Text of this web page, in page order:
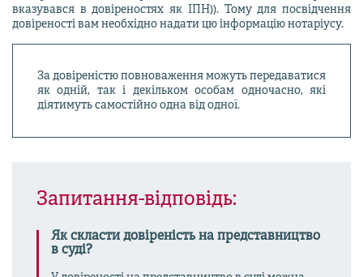
вказувався в довіреностях як ІПН)). Тому для посвідчення
довіреності вам необхідно надати цю інформацію нотаріусу.
За довіреністю повноваження можуть передаватися
як одній, так і декільком особам одночасно, які
діятимуть самостійно одна від одної.
Запитання-відповідь:
Як скласти довіреність на представництво
в суді?